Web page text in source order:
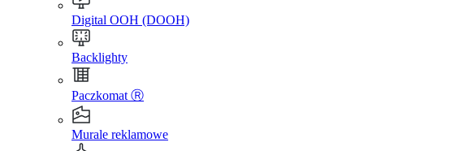
Digital OOH (DOOH)
Backlighty
Paczkomat Ⓡ
Murale reklamowe